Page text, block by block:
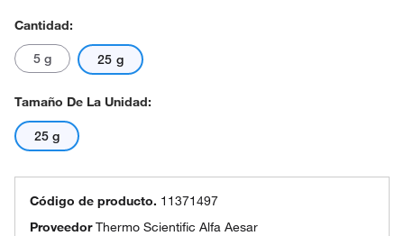
Cantidad:
5 g 25 g
Tamaño De La Unidad:
25 g
Código de producto. 11371497
ProveedorThermo Scientific Alfa Aesar